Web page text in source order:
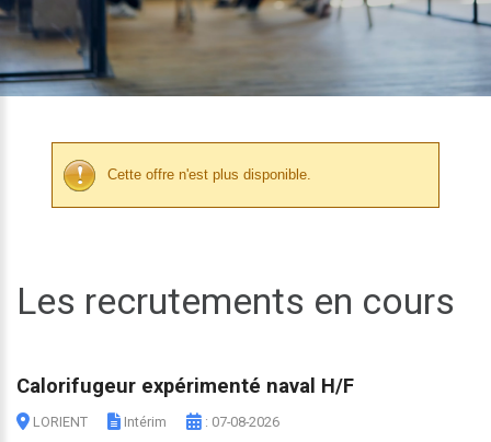
Cette offre n'est plus disponible.
Les recrutements en cours
Calorifugeur expérimenté naval H/F
LORIENT Intérim : 07-08-2026